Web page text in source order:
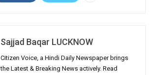
Sajjad Baqar LUCKNOW
Citizen Voice, a Hindi Daily Newspaper brings
the Latest & Breaking News actively. Read